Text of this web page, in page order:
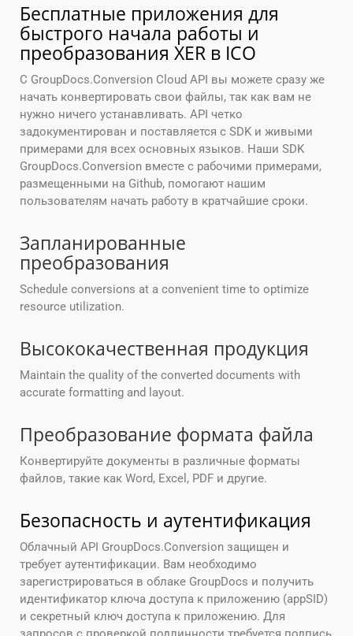
Бесплатные приложения для
быстрого начала работы и
преобразования XER в ICO
С GroupDocs.Conversion Cloud API вы можете сразу же
начать конвертировать свои файлы, так как вам не
нужно ничего устанавливать. API четко
задокументирован и поставляется с SDK и живыми
примерами для всех основных языков. Наши SDK
GroupDocs.Conversion вместе с рабочими примерами,
размещенными на Github, помогают нашим
пользователям начать работу в кратчайшие сроки.
Запланированные
преобразования
Schedule conversions at a convenient time to optimize
resource utilization.
Высококачественная продукция
Maintain the quality of the converted documents with
accurate formatting and layout.
Преобразование формата файла
Конвертируйте документы в различные форматы
файлов, такие как Word, Excel, PDF и другие.
Безопасность и аутентификация
Облачный API GroupDocs.Conversion защищен и
требует аутентификации. Вам необходимо
зарегистрироваться в облаке GroupDocs и получить
идентификатор ключа доступа к приложению (appSID)
и секретный ключ доступа к приложению. Для